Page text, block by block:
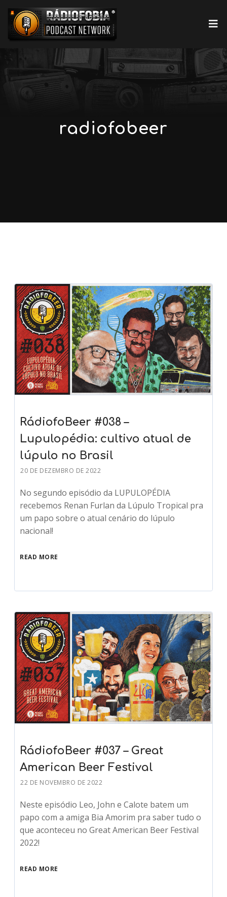
radiofobeer
RádiofoBeer #038 –
Lupulopédia: cultivo atual de
lúpulo no Brasil
20 DE DEZEMBRO DE 2022
No segundo episódio da LUPULOPÉDIA
recebemos Renan Furlan da Lúpulo Tropical pra
um papo sobre o atual cenário do lúpulo
nacional!
READ MORE
RádiofoBeer #037 – Great
American Beer Festival
22 DE NOVEMBRO DE 2022
Neste episódio Leo, John e Calote batem um
papo com a amiga Bia Amorim pra saber tudo o
que aconteceu no Great American Beer Festival
2022!
READ MORE